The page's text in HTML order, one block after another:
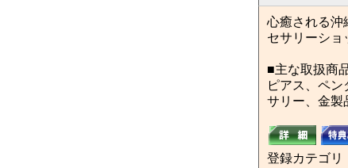
心癒される沖
セサリーショ
■主な取扱商
ピアス、ペ
サリー、金製
登録カテゴリ